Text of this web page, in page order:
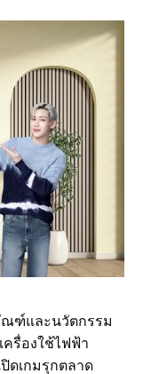
ณฑ์และนวัตกรรม
ครื่องใช้ไฟฟ้า
ดเกมรุกตลาด